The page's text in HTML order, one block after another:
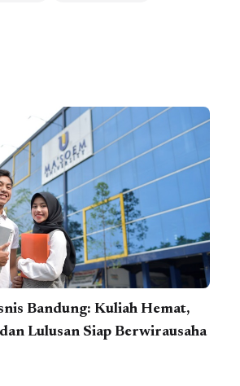
Bandung: Kuliah Hemat,
Lulusan Siap Berwirausaha